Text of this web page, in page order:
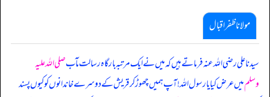
مولانا ظفر اقبال
سیدنا علی رضی اللہ عنہ فرماتے ہیں کہ میں نے ایک مرتبہ بارگاہ رسالت مآبصلی اللہ علیہ
وسلممیں عرض کیا یا رسول اللہ! آپ ہمیں چھوڑ کر قریش کے دوسرے خاندانوں کو کیوں پسند